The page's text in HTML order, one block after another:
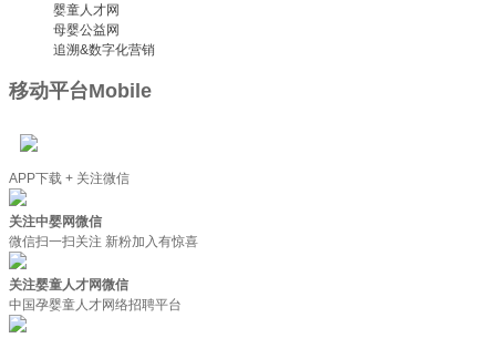
婴童人才网
母婴公益网
追溯&数字化营销
移动平台Mobile
APP下载 + 关注微信
关注中婴网微信
微信扫一扫关注 新粉加入有惊喜
关注婴童人才网微信
中国孕婴童人才网络招聘平台